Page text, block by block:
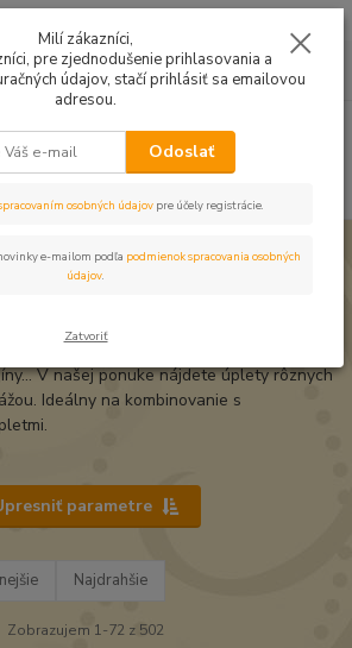
za0,00 EUR
je vhodný na šitie tričiek, šiat, čiapky,
V našej ponuke nájdete úplety rôznych
Ideálny na kombinovanie s
parametre
Najdrahšie
Zobrazujem 1-72 z 502
Milí zákazníci,
pre zjednodušenie prihlasovania a
údajov, stačí prihlásiť sa emailovou
adresou.
Odoslať
osobných údajov pre účely registrácie.
e-mailom podľa podmienok spracovania osobných
údajov.
Zatvoriť